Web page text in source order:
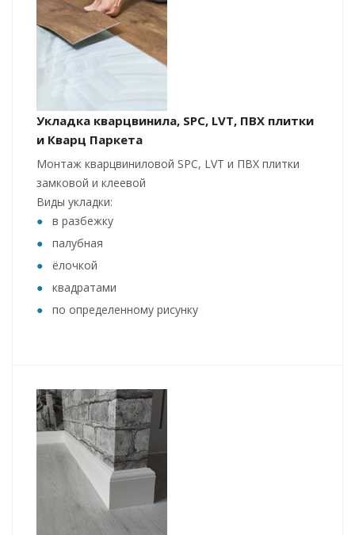
Укладка кварцвинила, SPC, LVT, ПВХ плитки
и Кварц Паркета
Монтаж кварцвиниловой SPC, LVT и ПВХ плитки
замковой и клеевой
Виды укладки:
в разбежку
палубная
ёлочкой
квадратами
по определенному рисунку